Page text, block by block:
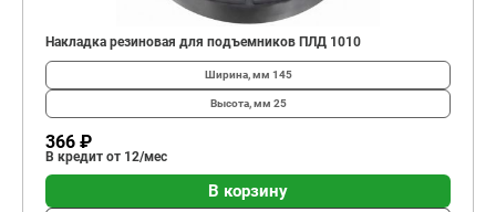
Накладка резиновая для подъемников ПЛД 1010
Ширина, мм 145
Высота, мм 25
366 ₽
В кредит от 12/мес
В корзину